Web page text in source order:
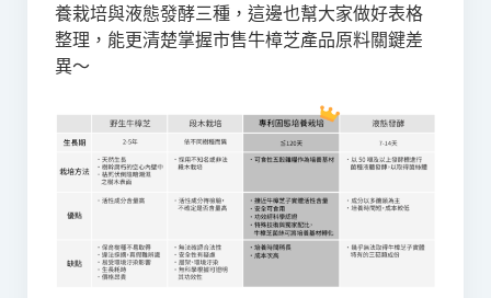
養栽培與液態發酵三種，這邊也幫大家做好表格
整理，能更清楚掌握市售牛樟芝產品原料關鍵差
異～